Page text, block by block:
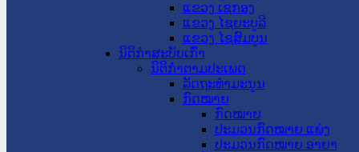
ແຂວງ ເຊກອງ
ແຂວງ ໄຊຍະບູລີ
ແຂວງ ໄຊສົມບູນ
ນິຕິກໍາສະບັບເກົ່າ
ນິຕິກຳຕາມປະເພດ
ລັດຖະທໍາມະນູນ
ກົດໝາຍ
ກົດໝາຍ
ປະມວນກົດໝາຍ ແພ່ງ
ປະມວນກົດໝາຍ ອາຍາ